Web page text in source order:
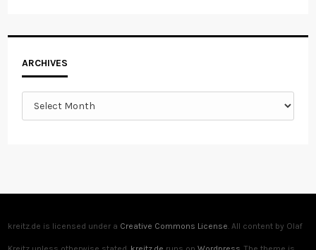
ARCHIVES
kreitz.de is licensed under a Creative Commons License. All content by Olaf